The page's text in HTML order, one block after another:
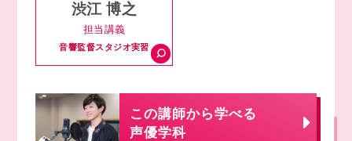
渋江 博之
担当講義
音響監督スタジオ実習
この講師から学べる
声優学科